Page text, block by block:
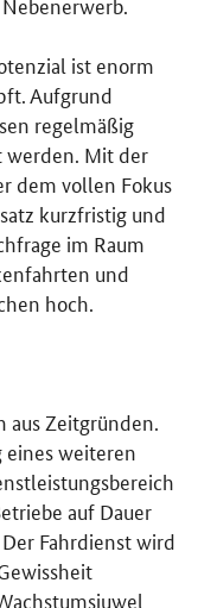
ist enorm
Aufgrund
regelmäßig
werden. Mit der
dem vollen Fokus
kurzfristig und
im Raum
und
hoch.
aus Zeitgründen.
weiteren
auf Dauer
Fahrdienst wird